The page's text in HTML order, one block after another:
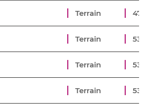
Terrain
Terrain
Terrain
Terrain